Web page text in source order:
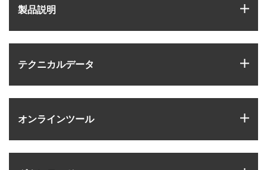
製品説明
テクニカルデータ
オンラインツール